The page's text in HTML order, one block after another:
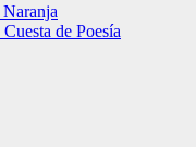
de Poesía